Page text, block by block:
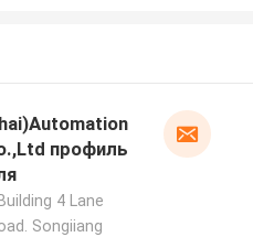
профиль
4 Lane
Songiiang